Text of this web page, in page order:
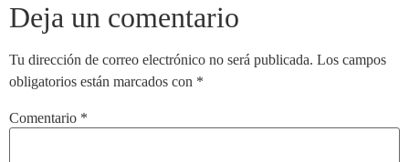
Deja un comentario
Tu dirección de correo electrónico no será publicada. Los campos
obligatorios están marcados con *
Comentario *